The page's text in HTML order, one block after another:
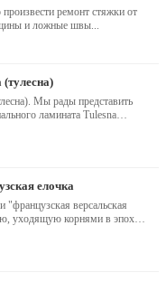
ремонт стяжки от
и ложные швы...
(тулесна)
Мы рады представить
ламината Tulesna
елочка
версальская
уходящую корнями в эпоху